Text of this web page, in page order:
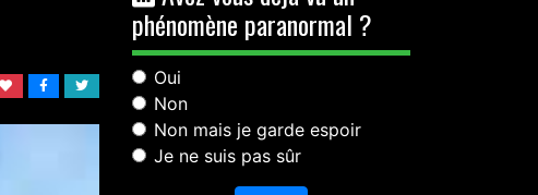
phénomène paranormal ?
Oui
Non
Non mais je garde espoir
Je ne suis pas sûr